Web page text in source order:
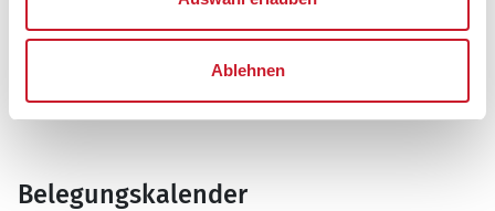
Ablehnen
Belegungskalender